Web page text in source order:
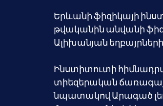
Երևանի ֆիզիկայի
թվականին անվանի
Ալիխանյան
Ինստիտուտի
տիեզերական
նպատակով Արագած